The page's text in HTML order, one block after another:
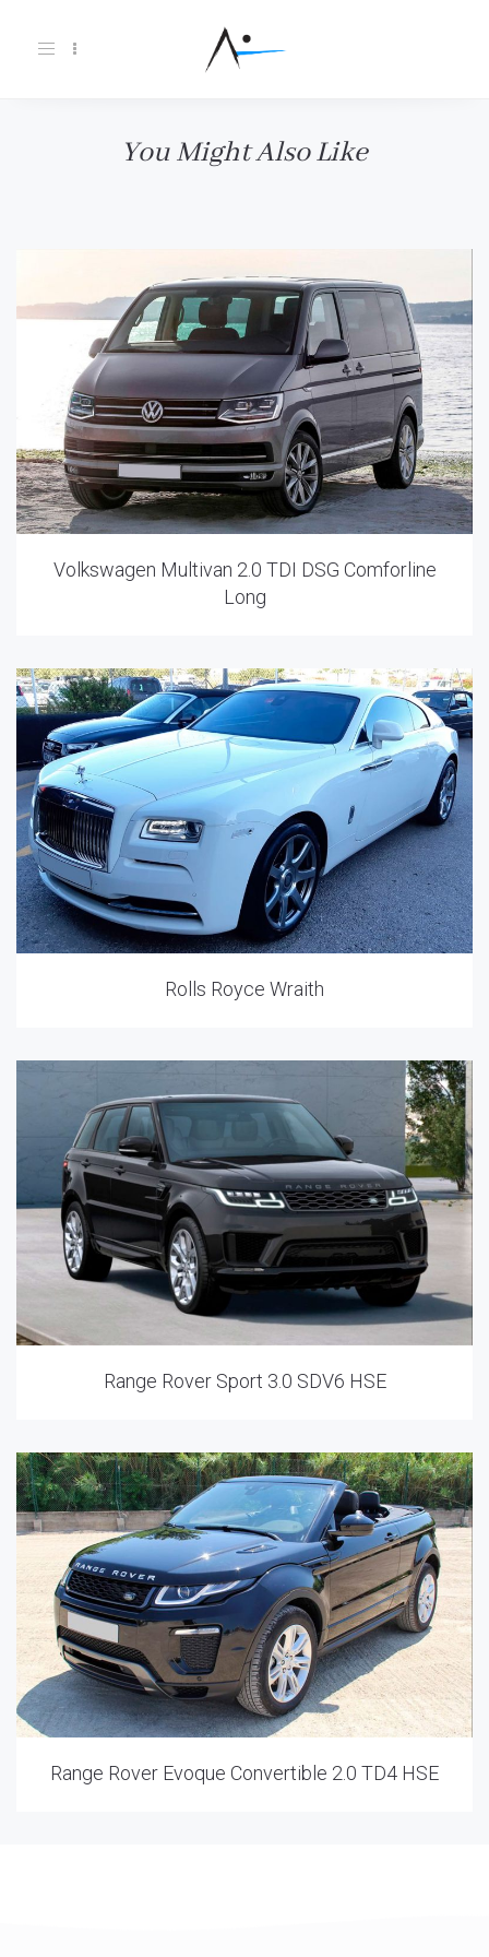
Toggle
You Might Also Like
Volkswagen Multivan 2.0 TDI DSG Comforline
Long
Rolls Royce Wraith
Range Rover Sport 3.0 SDV6 HSE
Range Rover Evoque Convertible 2.0 TD4 HSE